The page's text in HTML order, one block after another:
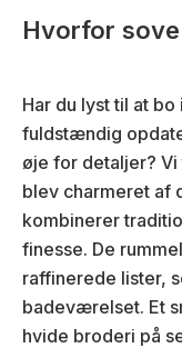
Hvorfor
Har du lyst til at
fuldstændig
øje for detaljer? Vi
blev charmeret af
kombinerer
finesse. De
raffinerede lister,
badeværelset. Et
hvide broderi på